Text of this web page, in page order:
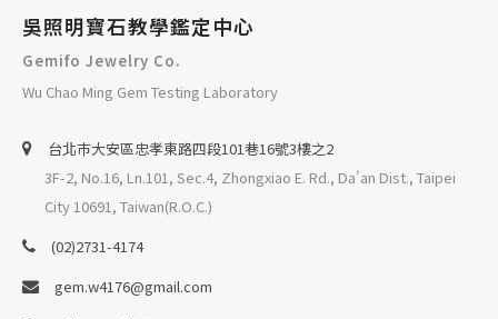
吳照明寶石教學鑑定中心
Gemifo Jewelry Co.
Wu Chao Ming Gem Testing Laboratory
台北巿大安區忠孝東路四段101巷16號3樓之2
3F-2, No.16, Ln.101, Sec.4, Zhongxiao E. Rd., Da'an Dist., Taipei
City 10691, Taiwan(R.O.C.)
(02)2731-4174
gem.w4176@gmail.com